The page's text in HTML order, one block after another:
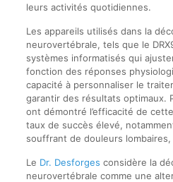
leurs activités quotidiennes.
Les appareils utilisés dans la
neurovertébrale, tels que le
systèmes informatisés qui
fonction des réponses
capacité à personnaliser le
garantir des résultats optimaux.
ont démontré l’efficacité de
taux de succès élevé,
souffrant de douleurs
Le Dr. Desforges considère la
neurovertébrale comme une